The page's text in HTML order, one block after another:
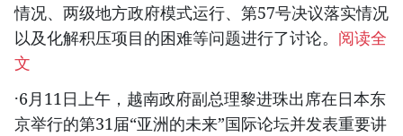
情况、两级地方政府模式运行、第57号决议落实情况
以及化解积压项目的困难等问题进行了讨论。 阅读全
文
·6月11日上午，越南政府副总理黎进珠出席在日本东
京举行的第31届“亚洲的未来”国际论坛并发表重要讲